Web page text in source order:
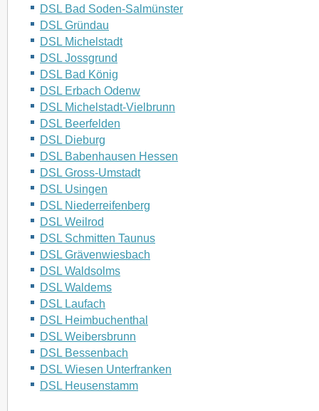
DSL Bad Soden-Salmünster
DSL Gründau
DSL Michelstadt
DSL Jossgrund
DSL Bad König
DSL Erbach Odenw
DSL Michelstadt-Vielbrunn
DSL Beerfelden
DSL Dieburg
DSL Babenhausen Hessen
DSL Gross-Umstadt
DSL Usingen
DSL Niederreifenberg
DSL Weilrod
DSL Schmitten Taunus
DSL Grävenwiesbach
DSL Waldsolms
DSL Waldems
DSL Laufach
DSL Heimbuchenthal
DSL Weibersbrunn
DSL Bessenbach
DSL Wiesen Unterfranken
DSL Heusenstamm